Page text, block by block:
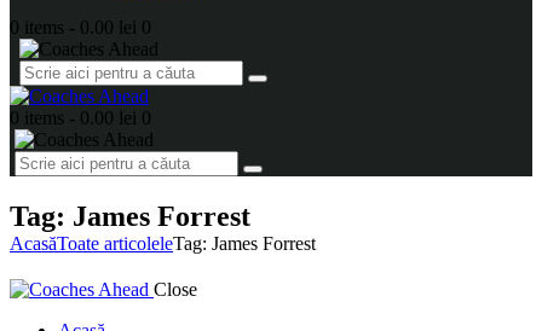
0 items - 0.00 lei 0
0 items - 0.00 lei 0
Tag: James Forrest
AcasăToate articoleleTag: James Forrest
Close